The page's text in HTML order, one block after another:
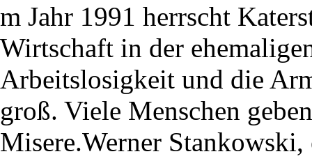
m Jahr 1991 herrscht
Wirtschaft in der
Arbeitslosigkeit und die
groß. Viele Menschen
Misere.Werner